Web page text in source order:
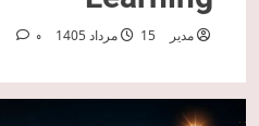
مدیر 15 مرداد 1405 0